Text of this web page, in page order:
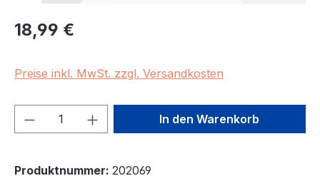
Regulärer Preis:
18,99 €
Preise inkl. MwSt. zzgl. Versandkosten
Produkt Anzahl: Gib denIn den Warenkorb
Produktnummer: 202069